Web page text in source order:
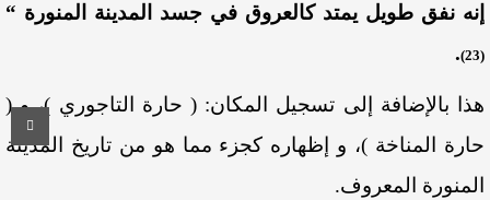
إنه نفق طويل يمتد كالعروق في جسد المدينة المنورة “
(23)
.
هذا بالإضافة إلى تسجيل المكان: ( حارة التاجوري )، و (
حارة المناخة )، و إظهاره كجزء مما هو من تاريخ المدينة
المنورة المعروف.